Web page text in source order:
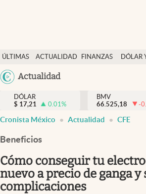
ÚLTIMAS
NOTICIAS
ACTUALIDAD
FINANZAS
DÓLAR
Actualidad
Actualidad
Finanzas y economía
Dólar y mercados
Pc y celular
Vida y estilo
DÓLAR
$ 17,21 0.01%
BMV
66.525,18
-
Cronista México Actualidad CFE
Beneficios
Cómo conseguir tu
nuevo a precio de ganga y
complicaciones